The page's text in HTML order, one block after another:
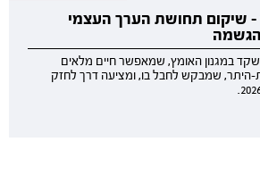
- שיקום תחושת הערך העצמי
במגנון האומץ, שמאפשר חיים מלאים
היתר, שמבקש לחבל בו, ומציעה דרך לחזק